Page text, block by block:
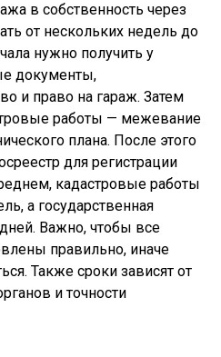
в собственность через
от нескольких недель до
нужно получить у
документы,
и право на гараж. Затем
работы — межевание
плана. После этого
для регистрации
кадастровые работы
а государственная
Важно, чтобы все
правильно, иначе
Также сроки зависят от
и точности